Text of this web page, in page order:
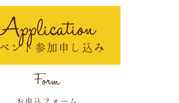
ント参加申し込み
Form
お申込フォーム